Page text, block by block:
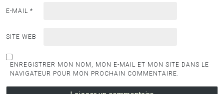
E-MAIL *
SITE WEB
ENREGISTRER MON NOM, MON E-MAIL ET MON SITE DANS LE
NAVIGATEUR POUR MON PROCHAIN COMMENTAIRE.